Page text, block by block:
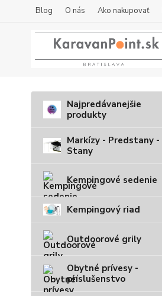
Blog O nás Ako nakupovať
Najpredávanejšie
produkty
Markízy - Predstany -
Stany
Kempingové sedenie
Kempingový riad
Outdoorové grily
Obytné prívesy -
príslušenstvo